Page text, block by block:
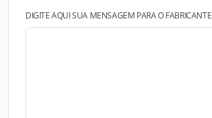
DIGITE AQUI SUA MENSAGEM PARA O FABRICANTE